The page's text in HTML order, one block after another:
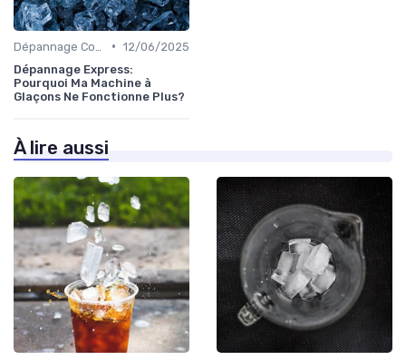
• 12/06/2025
Dépannage Express:
Pourquoi Ma Machine à
Glaçons Ne Fonctionne Plus?
À lire aussi